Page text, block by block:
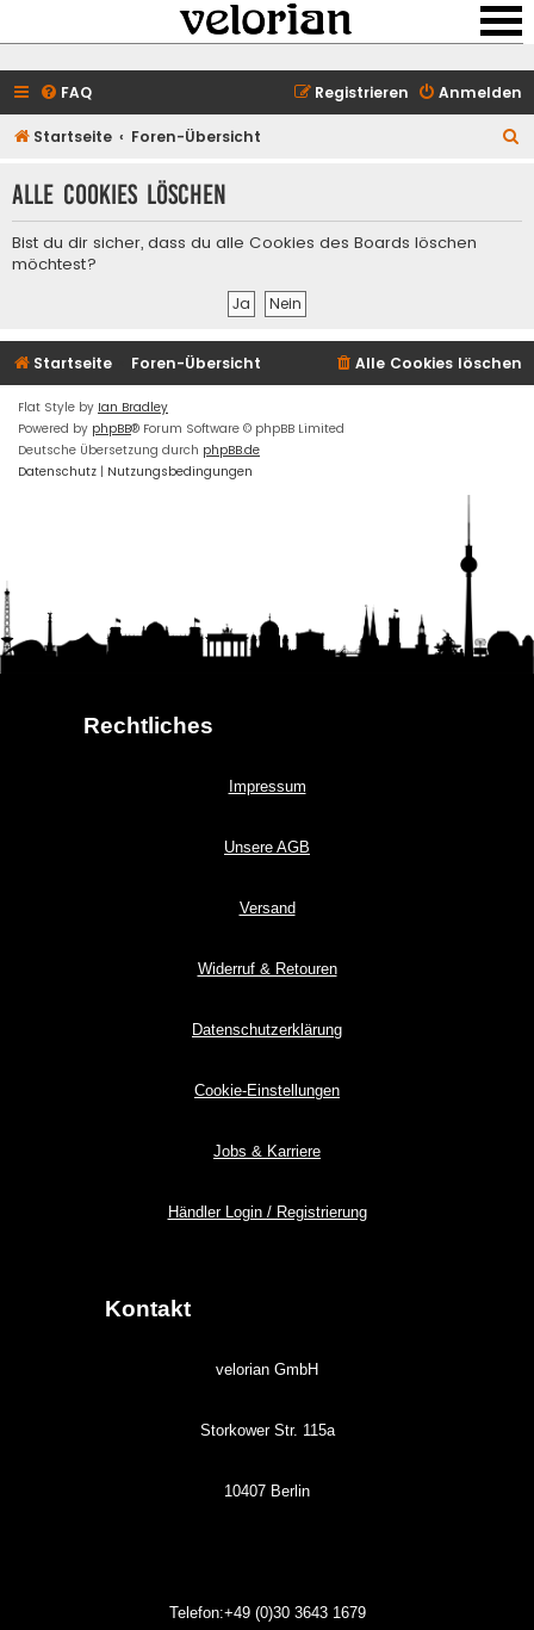
FAQ Anmelden
Registrieren
Startseite Foren-Übersicht
h
Alle Cookies löschen
Bist du dir sicher, dass du alle Cookies des Boards löschen
möchtest?
Startseite Foren-Übersicht Alle Cookies löschen
Flat Style by Ian Bradley
Powered by phpBB® Forum Software © phpBB Limited
Deutsche Übersetzung durch phpBB.de
Datenschutz | Nutzungsbedingungen
Rechtliches
Impressum
Unsere AGB
Versand
Widerruf & Retouren
Datenschutzerklärung
Cookie-Einstellungen
Jobs & Karriere
Händler Login / Registrierung
Kontakt
velorian GmbH
Storkower Str. 115a
10407 Berlin
Telefon:+49 (0)3036431679